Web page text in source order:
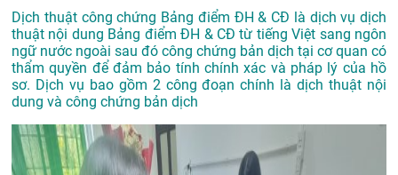
Dịch thuật công chứng Bảng điểm ĐH & CĐ là dịch vụ dịch
thuật nội dung Bảng điểm ĐH & CĐ từ tiếng Việt sang ngôn
ngữ nước ngoài sau đó công chứng bản dịch tại cơ quan có
thẩm quyền để đảm bảo tính chính xác và pháp lý của hồ
sơ. Dịch vụ bao gồm 2 công đoạn chính là dịch thuật nội
dung và công chứng bản dịch